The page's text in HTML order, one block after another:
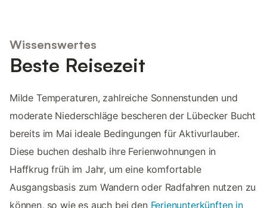
Wissenswertes
Beste Reisezeit
Milde Temperaturen, zahlreiche Sonnenstunden und
moderate Niederschläge bescheren der Lübecker Bucht
bereits im Mai ideale Bedingungen für Aktivurlauber.
Diese buchen deshalb ihre Ferienwohnungen in
Haffkrug früh im Jahr, um eine komfortable
Ausgangsbasis zum Wandern oder Radfahren nutzen zu
können, so wie es auch bei den Ferienunterkünften in